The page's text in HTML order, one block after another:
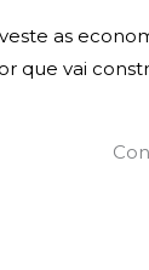
as
que vai